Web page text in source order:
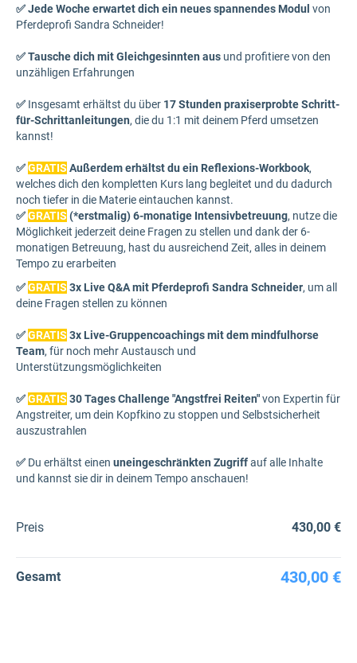
✅ Jede Woche erwartet dich ein neues spannendes Modul von
Pferdeprofi Sandra Schneider!
✅ Tausche dich mit Gleichgesinnten aus und profitiere von den
unzähligen Erfahrungen
✅ Insgesamt erhältst du über 17Stunden praxiserprobte Schritt-
für-Schrittanleitungen, die du 1:1 mit deinem Pferd umsetzen
kannst!
✅GRATIS Außerdem erhältst du ein Reflexions-Workbook,
welches dich den kompletten Kurs lang begleitet und du dadurch
noch tiefer in die Materie eintauchen kannst.
✅GRATIS (*erstmalig) 6-monatige Intensivbetreuung, nutze die
Möglichkeit jederzeit deine Fragen zu stellen und dank der 6-
monatigen Betreuung, hast du ausreichend Zeit, alles in deinem
Tempo zu erarbeiten
✅GRATIS 3x Live Q&A mit Pferdeprofi Sandra Schneider, um all
deine Fragen stellen zu können
✅GRATIS 3x Live-Gruppencoachings mit dem mindfulhorse
Team, für noch mehr Austausch und
Unterstützungsmöglichkeiten
✅GRATIS 30 Tages Challenge "Angstfrei Reiten"von Expertin für
Angstreiter, um dein Kopfkino zu stoppen und Selbstsicherheit
auszustrahlen
✅ Du erhältst einen uneingeschränkten Zugriffauf alle Inhalte
und kannst sie dir in deinem Tempo anschauen!
Preis 430,00 €
Gesamt 430,00 €